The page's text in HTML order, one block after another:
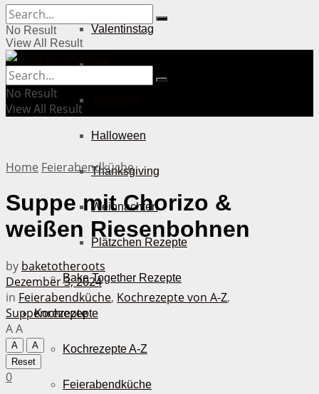
Valentinstag
Ostern
Halloween
Thanksgiving
Weihnachten
Plätzchen Rezepte
Bake Together Rezepte
Kochrezepte
Kochrezepte A-Z
Feierabendküche
No Result
View All Result
No Result
View All Result
Home Feierabendküche
Suppe mit Chorizo &
weißen Riesenbohnen
by baketotheroots
Dezember 3, 2024
in Feierabendküche, Kochrezepte von A-Z,
Suppenrezepte
AA
A
A
Reset
0